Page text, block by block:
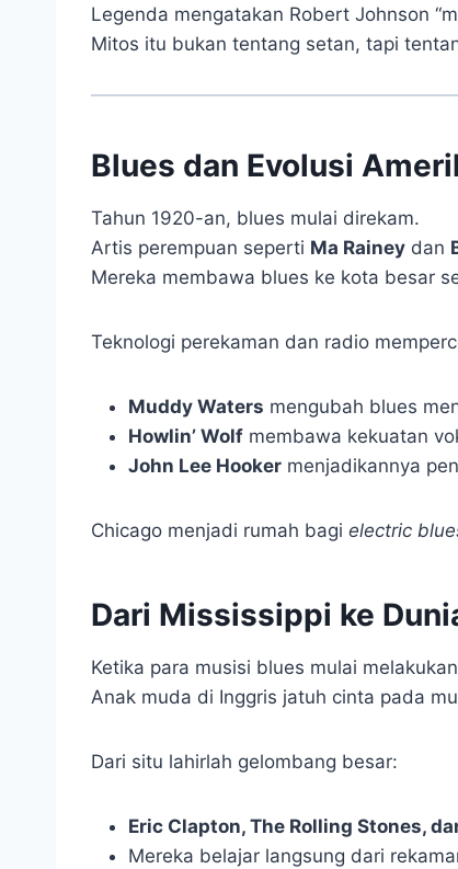
Legenda mengatakan Robert Johnson
Mitos itu bukan tentang setan, tapi
Blues dan Evolusi
Tahun 1920-an, blues mulai direkam.
Artis perempuan seperti Ma Rainey dan
Mereka membawa blues ke kota besar
Teknologi perekaman dan radio
Muddy Waters mengubah blues
Howlin’ Wolf membawa kekuatan
John Lee Hooker menjadikannya
Chicago menjadi rumah bagi electric
Dari Mississippi ke
Ketika para musisi blues mulai
Anak muda di Inggris jatuh cinta pada
Dari situ lahirlah gelombang besar:
Eric Clapton, The Rolling Stones,
Mereka belajar langsung dari